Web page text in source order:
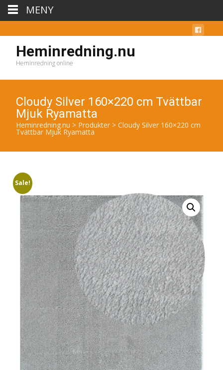
Heminredning.nu
Heminredning online
Cloudy Silver 160×220 cm Tvättbar
Mjuk Ryamatta
Heminredning.nu > Produkter > Cloudy Silver 160×220 cm
Tvättbar Mjuk Ryamatta
Sale!
MENY